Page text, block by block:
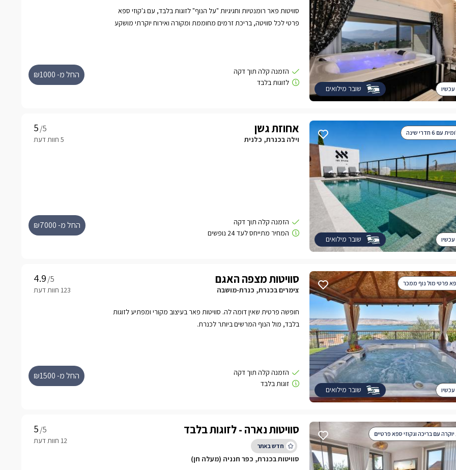
שובר מילואים
סוויטות פאר רומנטיות וחגיגיות "על הנוף" לזוגות בלבד, עם ג'קוזי ספא
פרטי לכל סוויטה, בריכת זרמים מחוממת ומקורה ואירוח יוקרתי מושקע
החל מ- ₪1000
שובר מילואים
אחוזת גשן /5
וילה בכנרת, כלנית
החל מ- ₪7000
6 חדרי שינה
שובר מילואים
סוויטות מצפה האגם /5
צימרים בכנרת, כנרת-מושבה
חופשה פרטית שאין דומה לה. סוויטות פאר בעיצוב מקורי ומפתיע לזוגות
בלבד, מול הנוף המרשים ביותר לכנרת.
החל מ- ₪1500
פרטי מול נוף ממכר
סוויטות נארה - לזוגות בלבד /5
סוויטות בכנרת, כפר חנניה (מעלה חן)
יוקרה עם בריכה וגקוזי ספא פרטיים